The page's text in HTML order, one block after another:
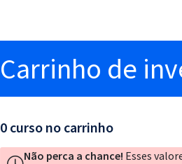
Carrinho de
0 curso no carrinho
Não perca a chance! Esses